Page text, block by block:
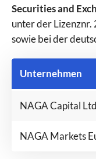
Securities and
unter der
sowie bei der
Unternehmen
NAGA Capital
NAGA Markets